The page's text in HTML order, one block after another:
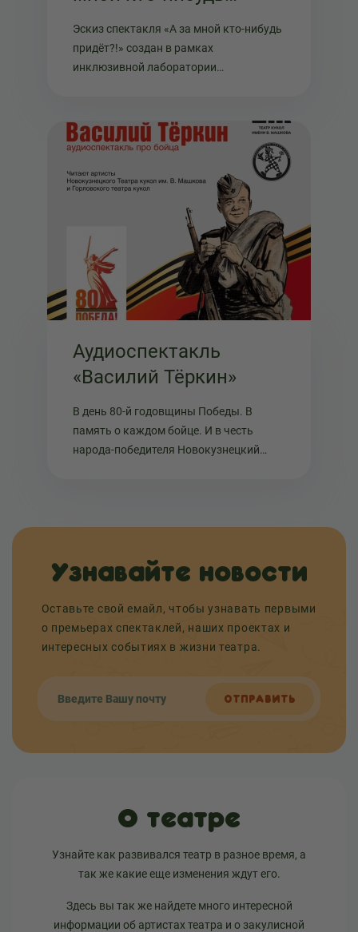
придёт?!»
Эскиз спектакля «А за мной кто-нибудь
придёт?!» создан в рамках
инклюзивной лаборатории
отделения Союза театральных деятелей
РФ и Новокузнецкого театра кукол
Аудиоспектакль
«Василий Тёркин»
В день 80-й годовщины Победы. В
память о каждом бойце. И в честь
народа-победителя Новокузнецкий
произведению А...
Узнавайте новости
Оставьте свой емайл, чтобы узнавать первыми
о премьерах спектаклей, наших проектах и
интересных событиях в жизни театра.
ОТПРАВИТЬ
О театре
Узнайте как развивался театр в разное время, а
так же какие еще изменения ждут его.
Здесь вы так же найдете много интересной
информации об артистах театра и о закулисной